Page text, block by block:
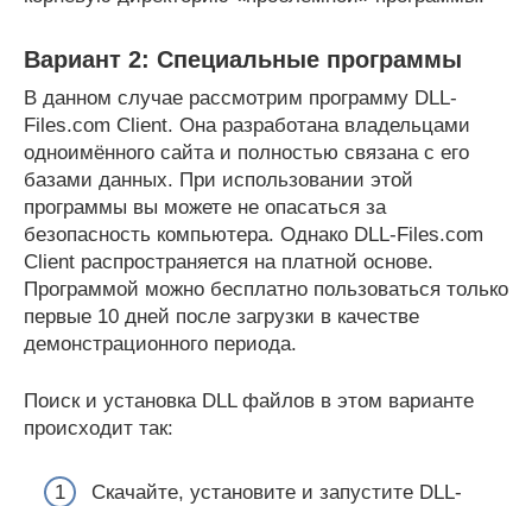
Вариант 2: Специальные программы
В данном случае рассмотрим программу DLL-
Files.com Client. Она разработана владельцами
одноимённого сайта и полностью связана с его
базами данных. При использовании этой
программы вы можете не опасаться за
безопасность компьютера. Однако DLL-Files.com
Client распространяется на платной основе.
Программой можно бесплатно пользоваться только
первые 10 дней после загрузки в качестве
демонстрационного периода.
Поиск и установка DLL файлов в этом варианте
происходит так:
Скачайте, установите и запустите DLL-